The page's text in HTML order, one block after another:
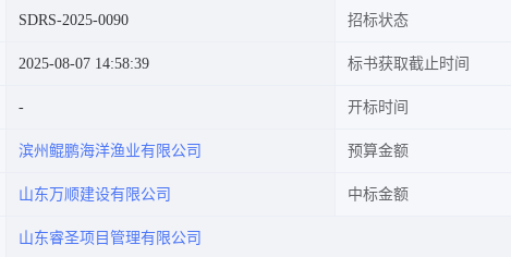
SDRS-2025-0090 招标状态
2025-08-07 14:58:39 标书获取截止时间
开标时间
滨州鲲鹏海洋渔业有限公司 预算金额
山东万顺建设有限公司 中标金额
山东睿圣项目管理有限公司